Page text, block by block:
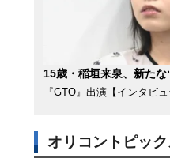
15歳・稲垣来泉、新たな
『GTO』出演【インタビュ
オリコントピック